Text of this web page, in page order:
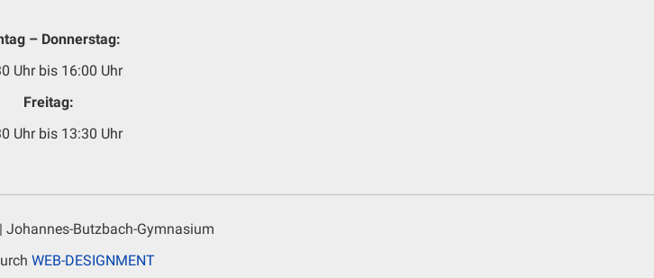
– Donnerstag:
Uhr bis 16:00 Uhr
Freitag:
Uhr bis 13:30 Uhr
Butzbach-Gymnasium
WEB-DESIGNMENT